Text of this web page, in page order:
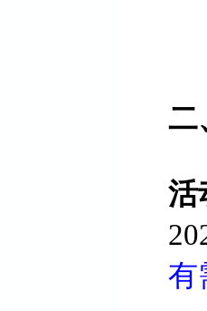
二
活
有